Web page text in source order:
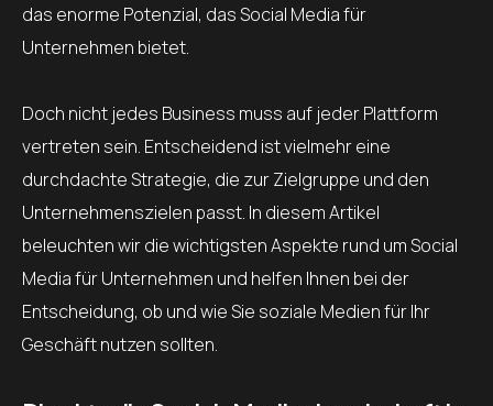
das enorme Potenzial, das Social Media für
Unternehmen bietet.
Doch nicht jedes Business muss auf jeder Plattform
vertreten sein. Entscheidend ist vielmehr eine
durchdachte Strategie, die zur Zielgruppe und den
Unternehmenszielen passt. In diesem Artikel
beleuchten wir die wichtigsten Aspekte rund um Social
Media für Unternehmen und helfen Ihnen bei der
Entscheidung, ob und wie Sie soziale Medien für Ihr
Geschäft nutzen sollten.